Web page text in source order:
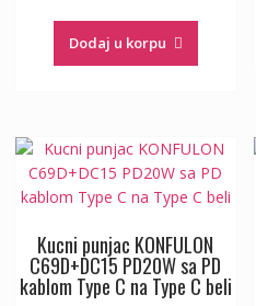
Dodaj u korpu
Kucni punjac KONFULON
C69D+DC15 PD20W sa PD
kablom Type C na Type C beli